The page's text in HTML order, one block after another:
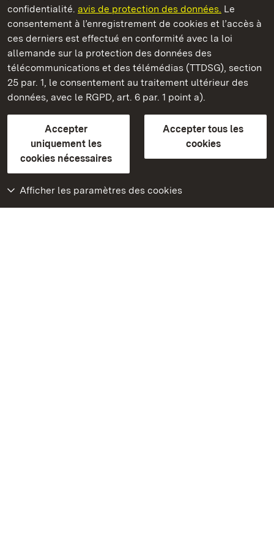
confidentialité. avis de protection des données. Le
consentement à l’enregistrement de cookies et l’accès à
ces derniers est effectué en conformité avec la loi
allemande sur la protection des données des
télécommunications et des télémédias (TTDSG), section
25 par. 1, le consentement au traitement ultérieur des
données, avec le RGPD, art. 6 par. 1 point a).
Accepter
uniquement les
cookies nécessaires
Accepter tous les
cookies
Afficher les paramètres des cookies
Châteaux et jardins publics du Bade-Wurtemberg
ContactFAQ et réponsesMentions légales
Protection des données
Explications sur l’accessibilité
BITV-konform (geprüfte Seiten)
plus loin
Accueil
Monuments
Rendez-nous visite